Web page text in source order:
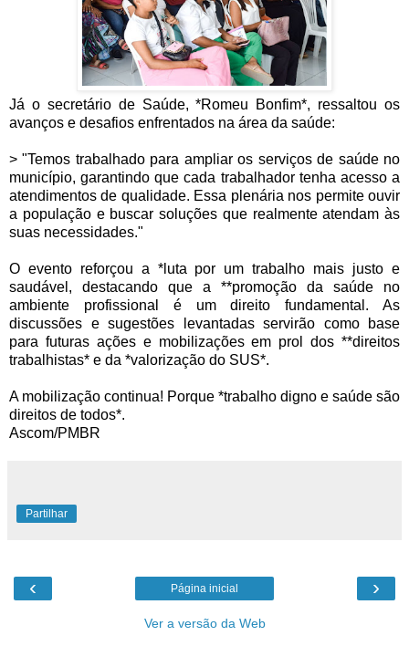
Já o secretário de Saúde, *Romeu Bonfim*, ressaltou os
avanços e desafios enfrentados na área da saúde:
> "Temos trabalhado para ampliar os serviços de saúde no
município, garantindo que cada trabalhador tenha acesso a
atendimentos de qualidade. Essa plenária nos permite ouvir
a população e buscar soluções que realmente atendam às
suas necessidades."
O evento reforçou a *luta por um trabalho mais justo e
saudável, destacando que a **promoção da saúde no
ambiente profissional é um direito fundamental. As
discussões e sugestões levantadas servirão como base
para futuras ações e mobilizações em prol dos **direitos
trabalhistas* e da *valorização do SUS*.
A mobilização continua! Porque *trabalho digno e saúde são
direitos de todos*.
Ascom/PMBR
Partilhar
‹ ›
Página inicial
Ver a versão da Web